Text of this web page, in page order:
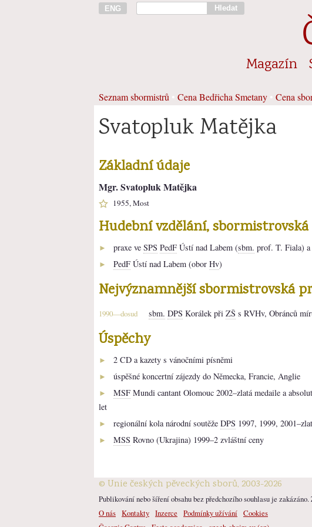
ENG Hledat
Magazín
Seznam sbormistrů Cena Bedřicha Smetany Cena
Svatopluk Matějka
Základní údaje
Mgr. Svatopluk Matějka
1955, Most
Hudební vzdělání,
► praxe ve SPS PedF Ústí nad Labem (sbm. prof. T. Fiala) a
► PedF Ústí nad Labem (obor Hv)
Nejvýznamnější sbormistrovská
1990—dosud sbm. DPS Korálek při ZŠ s RVHv, Obránců
Úspěchy
► 2 CD a kazety s vánočními písněmi
► úspěšné koncertní zájezdy do Německa, Francie, Anglie
► MSF Mundi cantant Olomouc 2002–zlatá medaile a
let
► regionální kola národní soutěže DPS 1997, 1999,
► MSS Rovno (Ukrajina) 1999–2 zvláštní ceny
© Unie českých pěveckých sborů, 2003-2026
Publikování nebo šíření obsahu bez předchozího souhlasu je
O nás Kontakty Inzerce Podmínky užívání Cookies